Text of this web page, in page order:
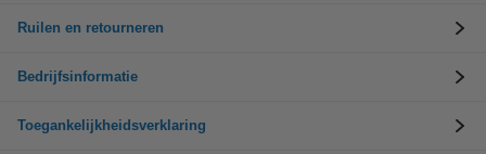
Ruilen en retourneren
Bedrijfsinformatie
Toegankelijkheidsverklaring